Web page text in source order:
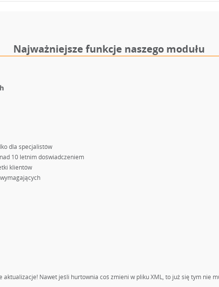
Najważniejsze funkcje naszego modułu
dla specjalistów
10 letnim doświadczeniem
klientów
Nawet jeśli hurtownia coś zmieni w pliku XML, to już się tym nie